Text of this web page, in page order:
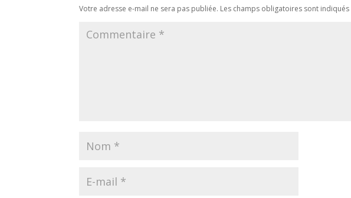
Votre adresse e-mail ne sera pas publiée. Les champs obligatoires sont